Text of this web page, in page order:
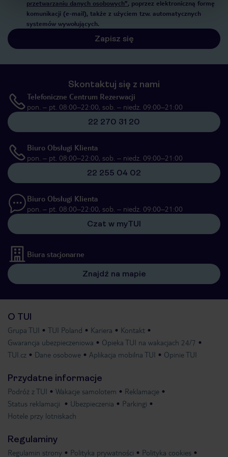
przetwarzaniu danych osobowych”, poprzez elektroniczną formę
komunikacji (e-mail), także z użyciem tzw. automatycznych
systemów wywołujących.
Zapisz się
Skontaktuj się z nami
Telefoniczne Centrum Rezerwacji
pon. – pt. 08:00–22:00, sob. – niedz. 09:00–21:00
22 270 31 20
Biuro Obsługi Klienta
pon. – pt. 08:00–22:00, sob. – niedz. 09:00–21:00
22 255 04 02
Biuro Obsługi Klienta
pon. – pt. 08:00–22:00, sob. – niedz. 09:00–21:00
Czat w myTUI
Biura stacjonarne
Znajdź na mapie
O TUI
Grupa TUI TUI Poland Kariera
Kontakt
Gwarancja ubezpieczeniowa
Opieka TUI na wakacjach 24/7
TUI.cz
Dane osobowe Aplikacja mobilna TUI Opinie TUI
Przydatne informacje
Podróż z TUI Wakacje samolotem
Reklamacje
Status reklamacji
Ubezpieczenia
Parkingi
Hotele przy lotniskach
Regulaminy
Regulamin strony Polityka prywatności Polityka cookies